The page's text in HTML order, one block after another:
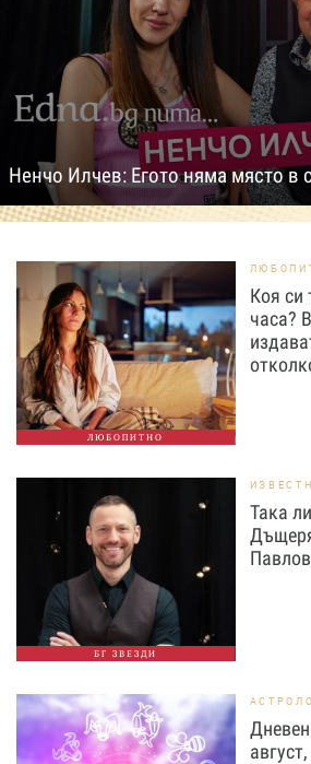
Ненчо Илчев: Егото няма място в
ЛЮБОПИТНО
Коя си
часа?
БГ ЗВЕЗДИ
Така